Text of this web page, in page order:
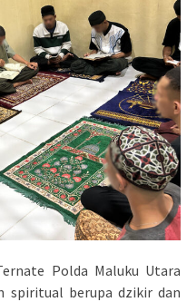
Polda Maluku Utara
spiritual berupa dzikir dan